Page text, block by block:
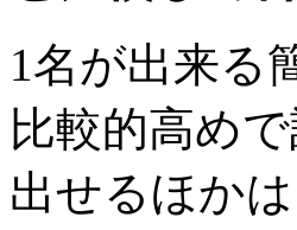
1名が出来る
比較的高め
出せるほか